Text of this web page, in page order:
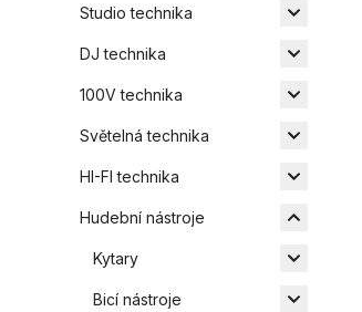
Studio technika
DJ technika
100V technika
Světelná technika
HI-FI technika
Hudební nástroje
Kytary
Bicí nástroje